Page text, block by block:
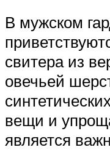
В мужском
свитера из
овечьей
вещи и
является